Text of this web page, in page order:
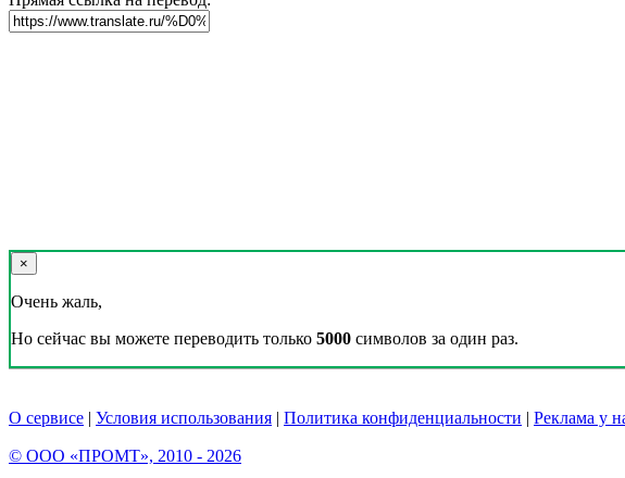
×
Очень жаль,
Но сейчас вы можете переводить только 5000 символов за один раз.
О сервисе | Условия использования | Политика конфиденциальности | Реклама у
© ООО «ПРОМТ», 2010 - 2026